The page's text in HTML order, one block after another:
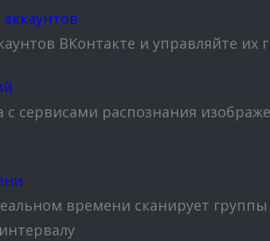
ВКонтакте и управляйте их
с сервисами распознания
времени сканирует